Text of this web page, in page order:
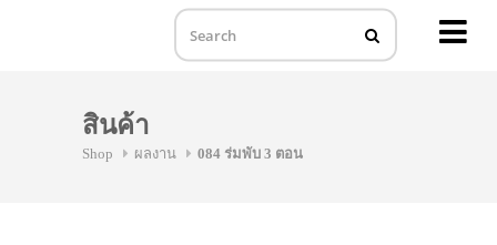
สินค้า
Shop ผลงาน 084 ร่มพับ 3 ตอน